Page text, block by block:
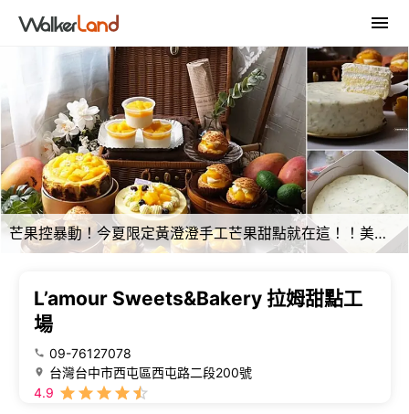
芒果控暴動！今夏限定黃澄澄手工芒果甜點就在這！！美味人氣強勢登上七月人氣甜點排行！
L’amour Sweets&Bakery 拉姆甜點工
場
09-76127078
台灣台中市西屯區西屯路二段200號
4.9